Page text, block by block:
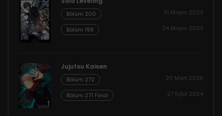
Bölüm 200 31 Mayıs 2023
Bölüm 199 24 Mayıs 2023
Jujutsu Kaisen
Bölüm 272 20 Mart 2025
Bölüm 271 Final 27 Eylül 2024